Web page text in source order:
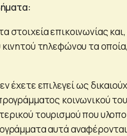
στοιχεία επικοινωνίας
τηλεφώνου τα
έχετε επιλεγεί ως
κοινωνικού
τουρισμού που
αυτά